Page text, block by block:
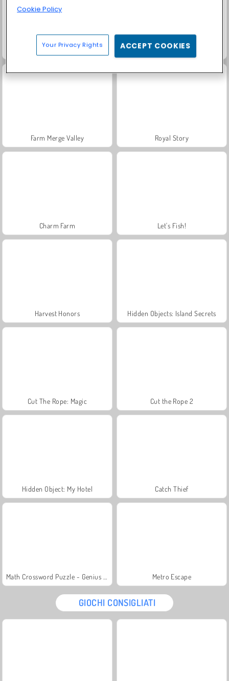
Masha and the Bear: Meadows
Farm Merge Valley Royal Story
Charm Farm Let's Fish!
Harvest Honors Hidden Objects: Island Secrets
Cut The Rope: Magic Cut the Rope 2
Hidden Object: My Hotel Catch Thief
Metro Escape
GIOCHI CONSIGLIATI
Cookie Policy
Your Privacy Rights ACCEPT COOKIES